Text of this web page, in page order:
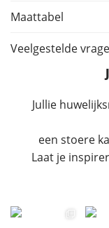
Maattabel
Veelgestelde
Jullie
een stoere
Laat je